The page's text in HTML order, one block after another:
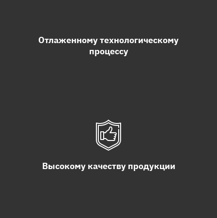
Отлаженному технологическому
процессу
Высокому качеству продукции